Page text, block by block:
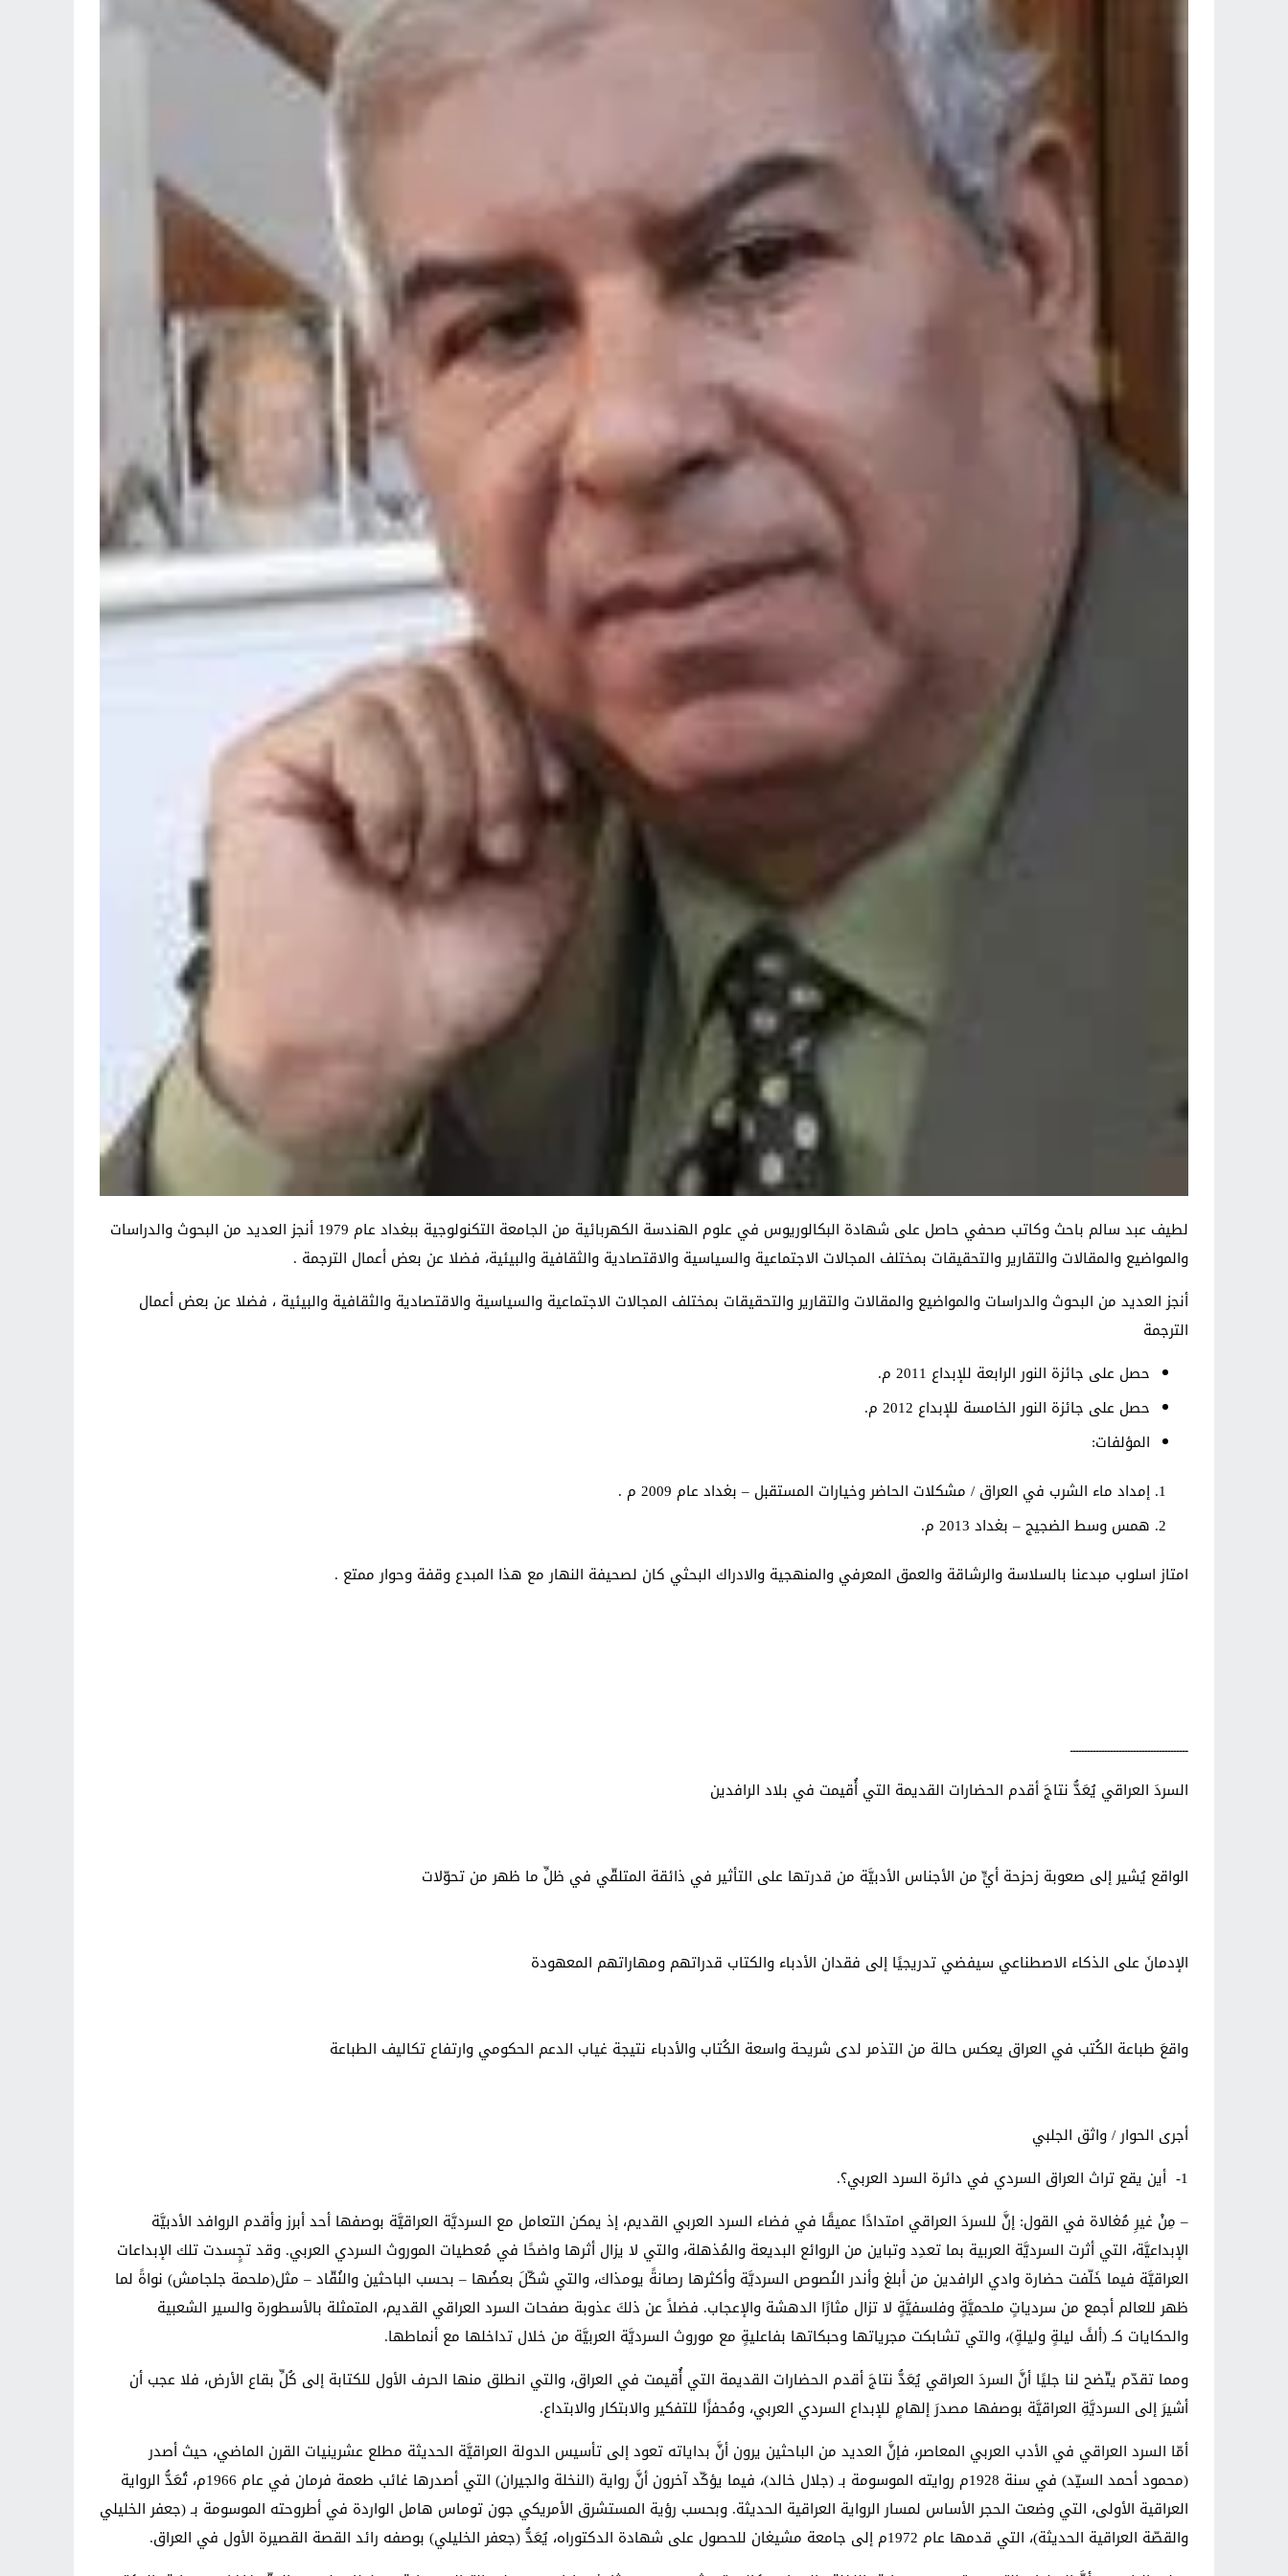
لطيف عبد سالم باحث وكاتب صحفي حاصل على شهادة البكالوريوس في علوم الهندسة الكهربائية من الجامعة التكنولوجية ببغداد عام 1979 أنجز العديد من البحوث والدراسات
والمواضيع والمقالات والتقارير والتحقيقات بمختلف المجالات الاجتماعية والسياسية والاقتصادية والثقافية والبيئية، فضلا عن بعض أعمال الترجمة .
أنجز العديد من البحوث والدراسات والمواضيع والمقالات والتقارير والتحقيقات بمختلف المجالات الاجتماعية والسياسية والاقتصادية والثقافية والبيئية ، فضلا عن بعض أعمال
الترجمة
حصل على جائزة النور الرابعة للإبداع 2011 م.
حصل على جائزة النور الخامسة للإبداع 2012 م.
المؤلفات:
إمداد ماء الشرب في العراق / مشكلات الحاضر وخيارات المستقبل – بغداد عام 2009 م .
همس وسط الضجيج – بغداد 2013 م.
امتاز اسلوب مبدعنا بالسلاسة والرشاقة والعمق المعرفي والمنهجية والادراك البحثي كان لصحيفة النهار مع هذا المبدع وقفة وحوار ممتع .
ـــــــــــــــــــــــــــــــــــــــــ
السردَ العراقي يُعَدُّ نتاجَ أقدم الحضارات القديمة التي أُقيمت في بلاد الرافدين
الواقع يُشير إلى صعوبة زحزحة أيٍّ من الأجناس الأدبيَّة من قدرتها على التأثير في ذائقة المتلقّي في ظلِّ ما ظهر من تحوّلات
الإدمانَ على الذكاء الاصطناعي سيفضي تدريجيًا إلى فقدان الأدباء والكتاب قدراتهم ومهاراتهم المعهودة
واقعَ طباعة الكُتب في العراق يعكس حالة من التذمر لدى شريحة واسعة الكُتاب والأدباء نتيجة غياب الدعم الحكومي وارتفاع تكاليف الطباعة
أجرى الحوار / واثق الجلبي
1- أين يقع تراث العراق السردي في دائرة السرد العربي؟.
– مِنْ غيرِ مُغالاة في القول: إنَّ للسردَ العراقي امتدادًا عميقًا في فضاء السرد العربي القديم، إذ يمكن التعامل مع السرديَّة العراقيَّة بوصفها أحد أبرز وأقدم الروافد الأدبيَّة
الإبداعيَّة، التي أثرت السرديَّة العربية بما تعدِد وتباين من الروائع البديعة والمُذهلة، والتي لا يزال أثرها واضحًا في مُعطيات الموروث السردي العربي. وقد تجٍسدت تلك الإبداعات
العراقيَّة فيما خَلّفت حضارة وادي الرافدين من أبلغ وأندر النُصوص السرديَّة وأكثرها رصانةً يومذاك، والتي شكّلَ بعضُها – بحسب الباحثين والنُقّاد – مثل(ملحمة جلجامش) نواةً لما
ظهر للعالم أجمع من سردياتٍ ملحميَّةٍ وفلسفيَّةٍ لا تزال مثارًا الدهشة والإعجاب. فضلاً عن ذلكَ عذوبة صفحات السرد العراقي القديم، المتمثلة بالأسطورة والسير الشعبية
والحكايات كـ (ألفً ليلةٍ وليلةٍ)، والتي تشابكت مجرياتها وحبكاتها بفاعليةٍ مع موروث السرديَّة العربيَّة من خلال تداخلها مع أنماطها.
ومما تقدّم يتّضح لنا جليًا أنَّ السردَ العراقي يُعَدُّ نتاجَ أقدم الحضارات القديمة التي أُقيمت في العراق، والتي انطلق منها الحرف الأول للكتابة إلى كُلِّ بقاع الأرض، فلا عجب أن
أشيرَ إلى السرديَّةِ العراقيَّة بوصفها مصدرَ إلهامٍ للإبداع السردي العربي، ومُحفزًا للتفكير والابتكار والابتداع.
أمّا السرد العراقي في الأدب العربي المعاصر، فإنَّ العديد من الباحثين يرون أنَّ بداياته تعود إلى تأسيس الدولة العراقيَّة الحديثة مطلع عشرينيات القرن الماضي، حيث أصدر
(محمود أحمد السيّد) في سنة 1928م روايته الموسومة بـ (جلال خالد)، فيما يؤكّد آخرون أنَّ رواية (النخلة والجيران) التي أصدرها غائب طعمة فرمان في عام 1966م، تُعَدُّ الرواية
العراقية الأولى، التي وضعت الحجر الأساس لمسار الرواية العراقية الحديثة. وبحسب رؤية المستشرق الأمريكي جون توماس هامل الواردة في أطروحته الموسومة بـ (جعفر الخليلي
والقصّة العراقية الحديثة)، التي قدمها عام 1972م إلى جامعة مشيغان للحصول على شهادة الدكتوراه، يُعَدُّ (جعفر الخليلي) بوصفه رائد القصة القصيرة الأول في العراق.